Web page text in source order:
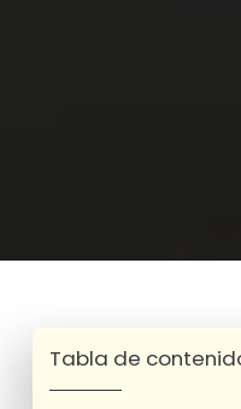
Tabla de